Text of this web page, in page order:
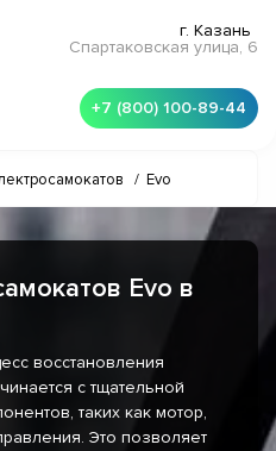
г. Казань
Спартаковская улица, 6
+7 (800) 100-89-44
/ Evo
Evo в
восстановления
с тщательной
таких как мотор,
Это позволяет